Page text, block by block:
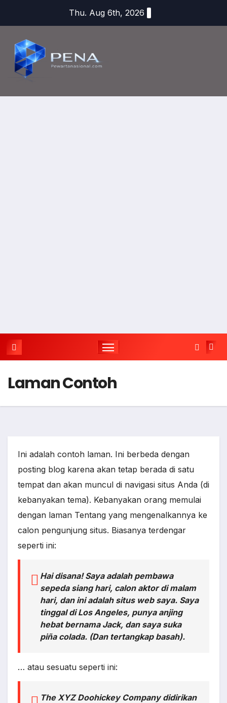
Thu. Aug 6th, 2026
Laman Contoh
Ini adalah contoh laman. Ini berbeda dengan
posting blog karena akan tetap berada di satu
tempat dan akan muncul di navigasi situs Anda (di
kebanyakan tema). Kebanyakan orang memulai
dengan laman Tentang yang mengenalkannya ke
calon pengunjung situs. Biasanya terdengar
seperti ini:
Hai disana! Saya adalah pembawa
sepeda siang hari, calon aktor di malam
hari, dan ini adalah situs web saya. Saya
tinggal di Los Angeles, punya anjing
hebat bernama Jack, dan saya suka
piña colada. (Dan tertangkap basah).
… atau sesuatu seperti ini:
The XYZ Doohickey Company didirikan